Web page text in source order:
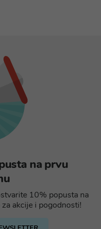
na prvu
10% popusta na
akcije i pogodnosti!